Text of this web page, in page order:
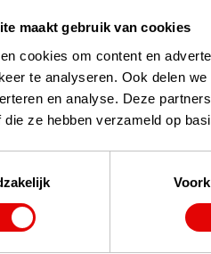
maakt gebruik van cookies
cookies om content en
te analyseren. Ook delen
en analyse. Deze
die ze hebben verzameld op